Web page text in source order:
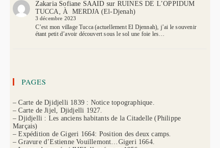
Zakaria Sofiane SAAID sur RUINES DE L’OPPIDUM
TUCCA, À MERDJA (El-Djenah)
3 décembre 2023
C’est mon village Tucca (actuellement El Djennah), j’ai le souvenir
étant petit d’avoir découvert sous le sol une foie les…
PAGES
– Carte de Djidjelli 1839 : Notice topographique.
– Carte de Jijel, Djidjelli 1927.
– Djidjelli : Les anciens habitants de la Citadelle (Philippe
Marçais)
– Expédition de Gigeri 1664: Position des deux camps.
– Gravure d’Estienne Vouillemont…Gigeri 1664.